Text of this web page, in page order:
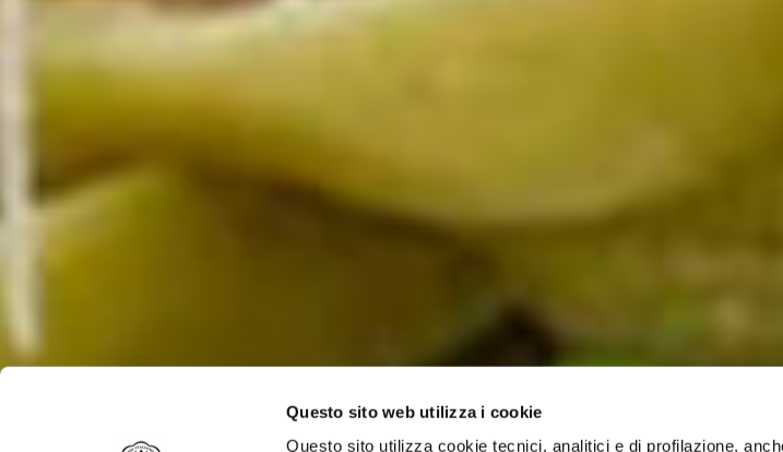
Questo sito web utilizza i cookie
Questo sito utilizza cookie tecnici, analitici e di profilazione,